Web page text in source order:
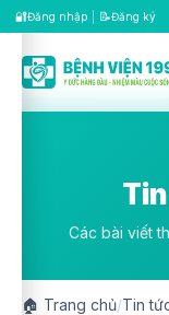
🔐Đăng nhập 📝Đăng ký
Các bài viết
🏠 Trang chủ/Tin